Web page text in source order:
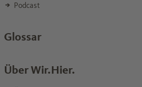
Podcast
Glossar
Über Wir.Hier.